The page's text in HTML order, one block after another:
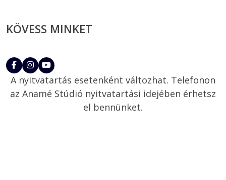
KÖVESS MINKET
A nyitvatartás esetenként változhat. Telefonon
az Anamé Stúdió nyitvatartási idejében érhetsz
el bennünket.